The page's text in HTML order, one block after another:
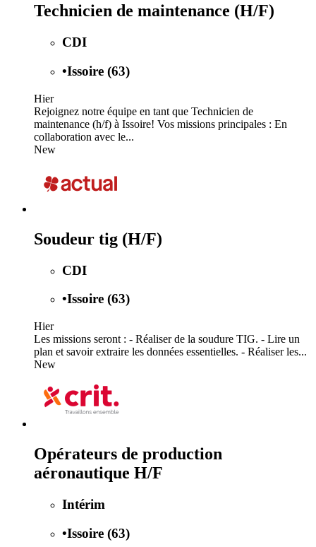
Technicien de maintenance (H/F)
CDI
•Issoire (63)
Hier
Rejoignez notre équipe en tant que Technicien de
maintenance (h/f) à Issoire! Vos missions principales : En
collaboration avec le...
New
Soudeur tig (H/F)
CDI
•Issoire (63)
Hier
Les missions seront : - Réaliser de la soudure TIG. - Lire un
plan et savoir extraire les données essentielles. - Réaliser les...
New
Opérateurs de production
aéronautique H/F
Intérim
•Issoire (63)